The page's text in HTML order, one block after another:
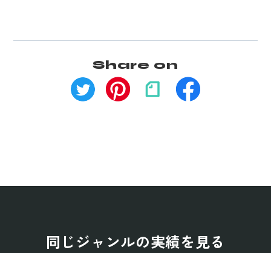
Share on
同じジャンルの実績を見る